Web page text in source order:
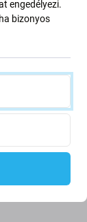
hogyan
engedélyezi.
bizonyos